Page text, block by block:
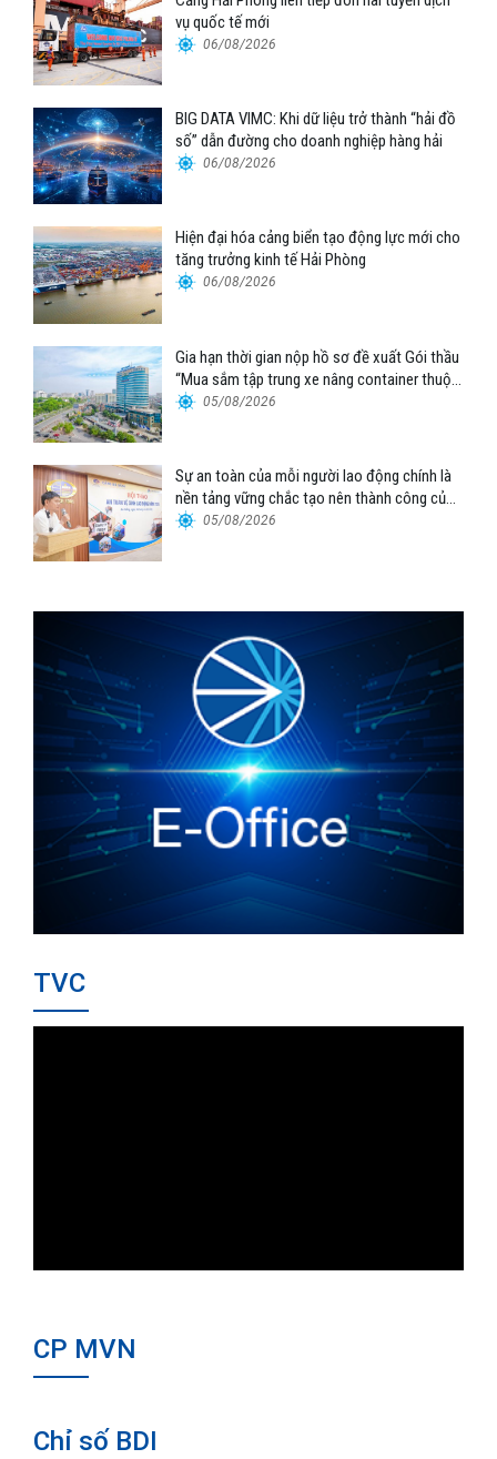
vụ quốc tế mới
06/08/2026
BIG DATA VIMC: Khi dữ liệu trở thành “hải đồ
số” dẫn đường cho doanh nghiệp hàng hải
06/08/2026
Hiện đại hóa cảng biển tạo động lực mới cho
tăng trưởng kinh tế Hải Phòng
06/08/2026
Gia hạn thời gian nộp hồ sơ đề xuất Gói thầu
“Mua sắm tập trung xe nâng container thuộc
Tổng công ty Hàng hải Việt Nam – CTCP”
05/08/2026
Sự an toàn của mỗi người lao động chính là
nền tảng vững chắc tạo nên thành công của
Cảng Đà Nẵng
05/08/2026
TVC
CP MVN
Chỉ số BDI